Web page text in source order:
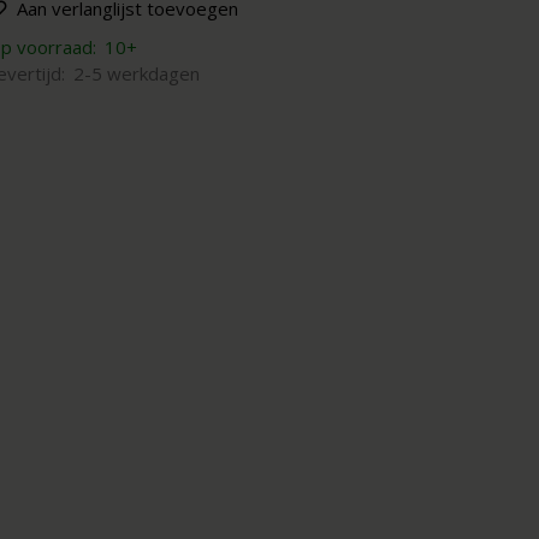
Aan verlanglijst toevoegen
voorraad: 10+
2-5 werkdagen